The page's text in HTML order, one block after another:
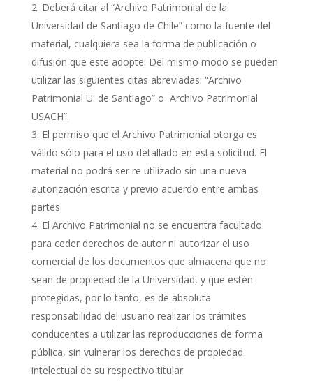
Deberá citar al “Archivo Patrimonial de la
Universidad de Santiago de Chile” como la fuente del
material, cualquiera sea la forma de publicación o
difusión que este adopte. Del mismo modo se pueden
utilizar las siguientes citas abreviadas: “Archivo
Patrimonial U. de Santiago” o Archivo Patrimonial
USACH”.
El permiso que el Archivo Patrimonial otorga es
válido sólo para el uso detallado en esta solicitud. El
material no podrá ser re utilizado sin una nueva
autorización escrita y previo acuerdo entre ambas
partes.
El Archivo Patrimonial no se encuentra facultado
para ceder derechos de autor ni autorizar el uso
comercial de los documentos que almacena que no
sean de propiedad de la Universidad, y que estén
protegidas, por lo tanto, es de absoluta
responsabilidad del usuario realizar los trámites
conducentes a utilizar las reproducciones de forma
pública, sin vulnerar los derechos de propiedad
intelectual de su respectivo titular.